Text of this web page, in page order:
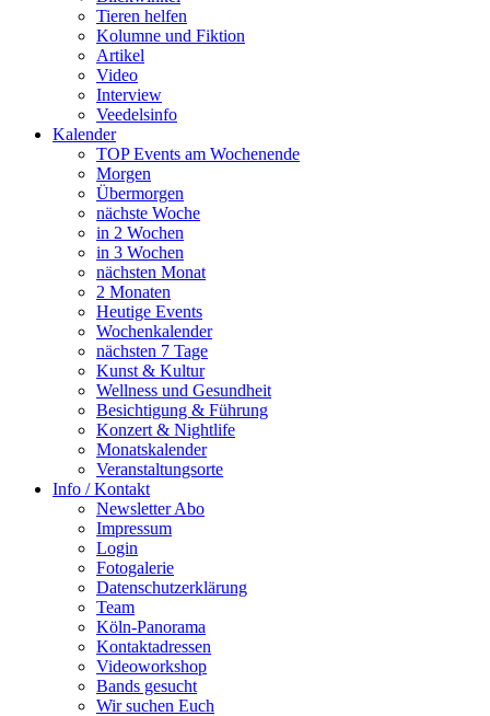
Tieren helfen
Kolumne und Fiktion
Artikel
Video
Interview
Veedelsinfo
Kalender
TOP Events am Wochenende
Morgen
Übermorgen
nächste Woche
in 2 Wochen
in 3 Wochen
nächsten Monat
2 Monaten
Heutige Events
Wochenkalender
nächsten 7 Tage
Kunst & Kultur
Wellness und Gesundheit
Besichtigung & Führung
Konzert & Nightlife
Monatskalender
Veranstaltungsorte
Info / Kontakt
Newsletter Abo
Impressum
Login
Fotogalerie
Datenschutzerklärung
Team
Köln-Panorama
Kontaktadressen
Videoworkshop
Bands gesucht
Wir suchen Euch